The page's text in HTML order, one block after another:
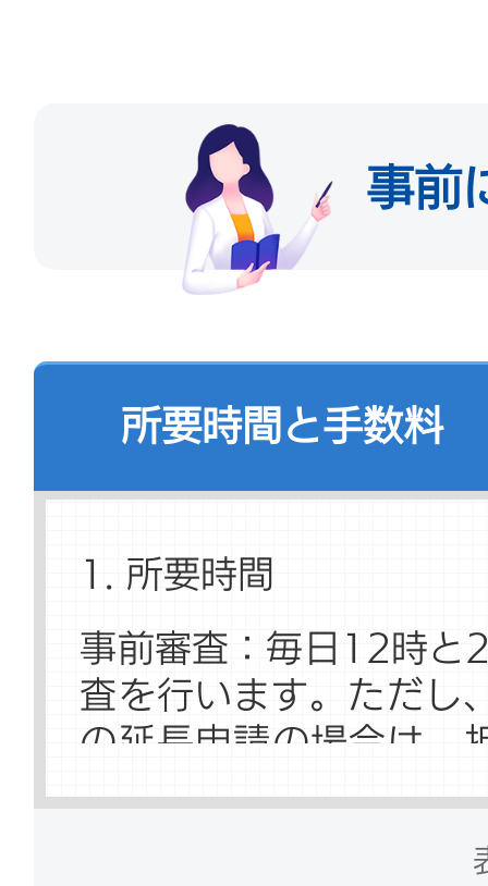
ター3階A島）
業務時間：平日9:00
住所：将台路5号院15号
業務時間：平日9:00
3. 海淀区人力資源公共
事前
所要時間と手数料
1. 所要時間
事前審査：毎日12時と
査を行います。ただし
の延長申請の場合は、
日かかります。